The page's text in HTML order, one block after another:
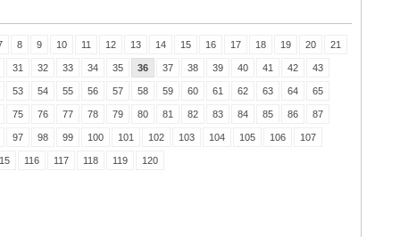
8 9 10 11 12 13 14 15 16 17 18 19 20 21
31 32 33 34 35 36 37 38 39 40 41 42 43
53 54 55 56 57 58 59 60 61 62 63 64 65
75 76 77 78 79 80 81 82 83 84 85 86 87
97 98 99 100 101 102 103 104 105 106 107
116 117 118 119 120